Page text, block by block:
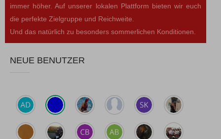
immer höher. Auf unserer lokalen Plattform bieten wir euch
die perfekte Zielgruppe und Reichweite.
Und das natürlich zu besonders sommerlichen Konditionen.
NEUE BENUTZER